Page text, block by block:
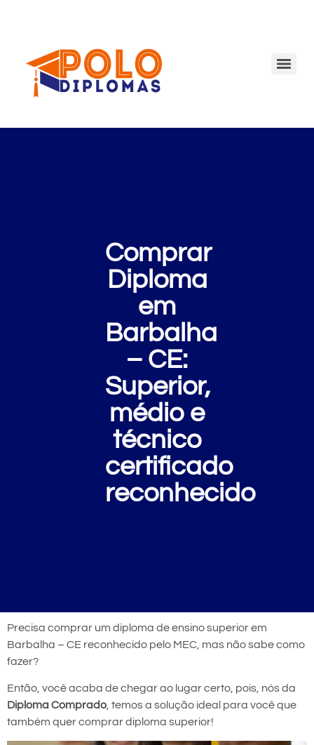
Comprar
Diploma
em
Barbalha
– CE:
Superior,
médio e
técnico
certificado
reconhecido
Precisa comprar um diploma de ensino superior em
Barbalha – CE reconhecido pelo MEC, mas não sabe como
fazer?
Então, você acaba de chegar ao lugar certo, pois, nós da
Diploma Comprado, temos a solução ideal para você que
também quer comprar diploma superior!